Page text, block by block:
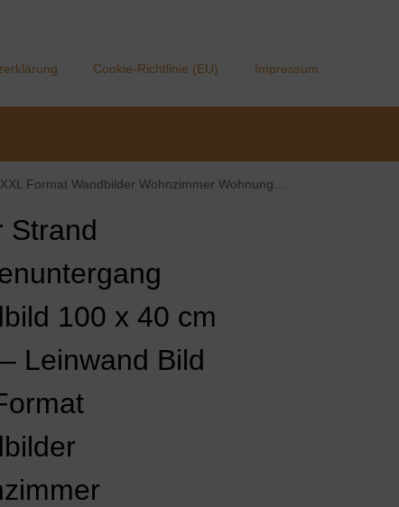
Cookie-Richtlinie (EU) Impressum
Rosa Grau 1 Teilig – MADE IN GERMANY – Fertig zum Aufhängen 018412b
Strand
100 x 40 cm
Leinwand Bild